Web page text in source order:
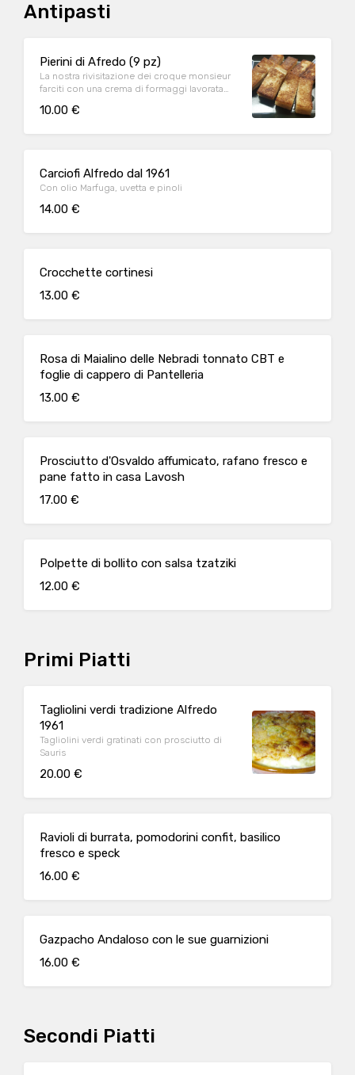
Antipasti
Pierini di Afredo (9 pz)
La nostra rivisitazione dei croque monsieur
farciti con una crema di formaggi lavorata
burro
10.00 €
Carciofi Alfredo dal 1961
Con olio Marfuga, uvetta e pinoli
14.00 €
Crocchette cortinesi
13.00 €
Rosa di Maialino delle Nebradi tonnato CBT e
foglie di cappero di Pantelleria
13.00 €
Prosciutto d'Osvaldo affumicato, rafano fresco e
pane fatto in casa Lavosh
17.00 €
Polpette di bollito con salsa tzatziki
12.00 €
Primi Piatti
Tagliolini verdi tradizione Alfredo
1961
Tagliolini verdi gratinati con prosciutto di
Sauris
20.00 €
Ravioli di burrata, pomodorini confit, basilico
fresco e speck
16.00 €
Gazpacho Andaloso con le sue guarnizioni
16.00 €
Secondi Piatti